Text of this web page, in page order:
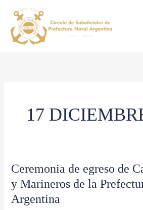
contenido
17
Ceremonia de egreso de
y Marineros de la
Argentina
Ceremonia
egreso
de